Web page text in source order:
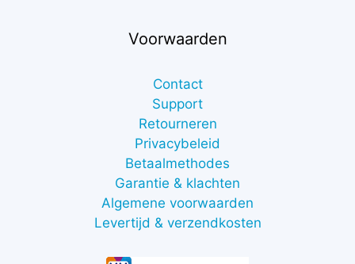
Voorwaarden
Contact
Support
Retourneren
Privacybeleid
Betaalmethodes
Garantie & klachten
Algemene voorwaarden
Levertijd & verzendkosten